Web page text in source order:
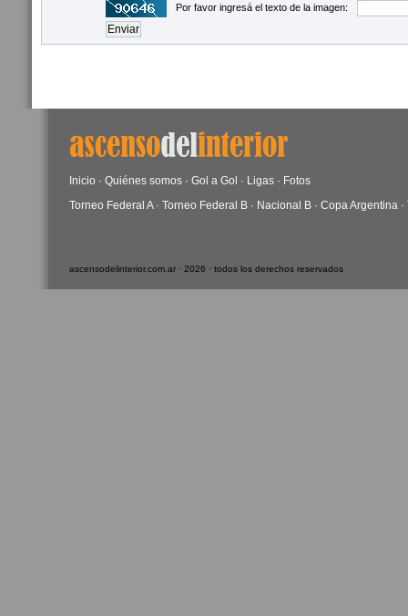
Por favor ingresá el texto de la imagen:
Inicio · Quiénes somos · Gol a Gol · Ligas · Fotos
Torneo Federal A· Torneo Federal B · Nacional B · Copa Argentina ·
ascensodelinterior.com.ar · 2026 · todos los derechos reservados